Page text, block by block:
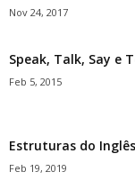
Nov 24, 2017
Speak, Talk, Say e
Feb 5, 2015
Estruturas do
Feb 19, 2019